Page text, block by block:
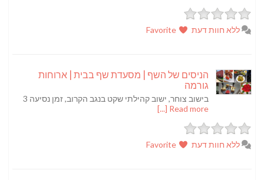
ללא חוות דעת
הניסים של השף | מסעדת שף בבית | ארוחות
גורמה
בישוב צוחר, ישוב קהילתי שקט בנגב הקרוב, זמן נסיעה 3
Read more [...]
ללא חוות דעת